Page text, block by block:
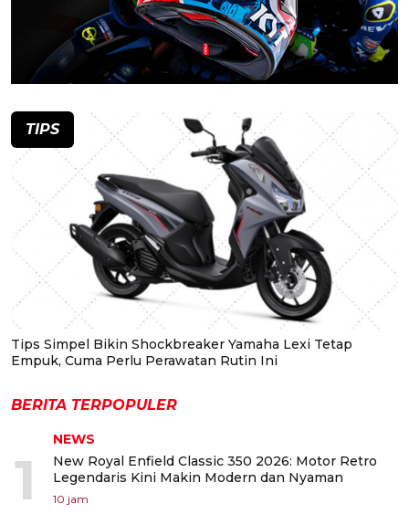
TIPS
Tips Simpel Bikin Shockbreaker Yamaha Lexi Tetap
Empuk, Cuma Perlu Perawatan Rutin Ini
BERITA TERPOPULER
1
NEWS
New Royal Enfield Classic 350 2026: Motor Retro
Legendaris Kini Makin Modern dan Nyaman
10 jam